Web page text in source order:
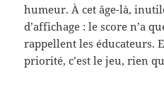
humeur. À cet âge-là,
d’affichage : le score n’a
rappellent les éducateurs.
priorité, c’est le jeu, rien